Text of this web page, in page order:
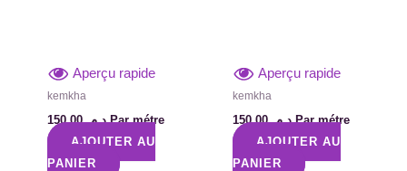
Aperçu rapide
kemkha
د.م.150,00
Par métre
AJOUTER AU
PANIER
Aperçu rapide
kemkha
د.م.150,00
Par métre
AJOUTER AU
PANIER